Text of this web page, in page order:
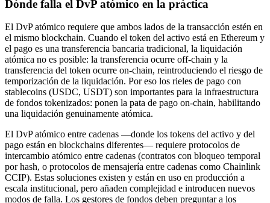
Dónde falla el DvP atómico en la práctica
El DvP atómico requiere que ambos lados de la transacción estén en
el mismo blockchain. Cuando el token del activo está en Ethereum y
el pago es una transferencia bancaria tradicional, la liquidación
atómica no es posible: la transferencia ocurre off-chain y la
transferencia del token ocurre on-chain, reintroduciendo el riesgo de
temporización de la liquidación. Por eso los rieles de pago con
stablecoins (USDC, USDT) son importantes para la infraestructura
de fondos tokenizados: ponen la pata de pago on-chain, habilitando
una liquidación genuinamente atómica.
El DvP atómico entre cadenas —donde los tokens del activo y del
pago están en blockchains diferentes— requiere protocolos de
intercambio atómico entre cadenas (contratos con bloqueo temporal
por hash, o protocolos de mensajería entre cadenas como Chainlink
CCIP). Estas soluciones existen y están en uso en producción a
escala institucional, pero añaden complejidad e introducen nuevos
modos de falla. Los gestores de fondos deben preguntar a los